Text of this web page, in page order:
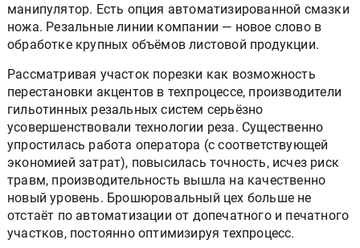
манипулятор. Есть опция автоматизированной смазки
ножа. Резальные линии компании — новое слово в
обработке крупных объёмов листовой продукции.
Рассматривая участок порезки как возможность
перестановки акцентов в техпроцессе, производители
гильотинных резальных систем серьёзно
усовершенствовали технологии реза. Существенно
упростилась работа оператора (с соответствующей
экономией затрат), повысилась точность, исчез риск
травм, производительность вышла на качественно
новый уровень. Брошюровальный цех больше не
отстаёт по автоматизации от допечатного и печатного
участков, постоянно оптимизируя техпроцесс.